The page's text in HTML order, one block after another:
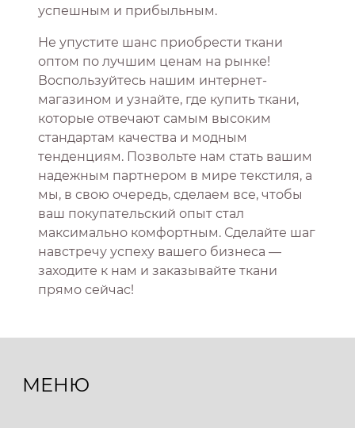
успешным и прибыльным.
Не упустите шанс приобрести ткани
оптом по лучшим ценам на рынке!
Воспользуйтесь нашим интернет-
магазином и узнайте, где купить ткани,
которые отвечают самым высоким
стандартам качества и модным
тенденциям. Позвольте нам стать вашим
надежным партнером в мире текстиля, а
мы, в свою очередь, сделаем все, чтобы
ваш покупательский опыт стал
максимально комфортным. Сделайте шаг
навстречу успеху вашего бизнеса —
заходите к нам и заказывайте ткани
прямо сейчас!
МЕНЮ